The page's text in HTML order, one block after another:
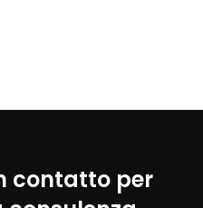
contatto per